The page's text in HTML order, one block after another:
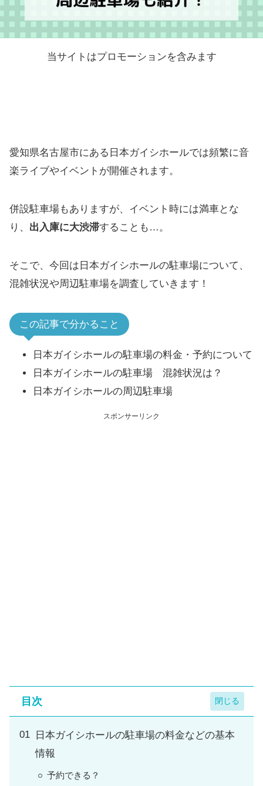
当サイトはプロモーションを含みます
愛知県名古屋市にある日本ガイシホールでは頻繁に音
楽ライブやイベントが開催されます。
併設駐車場もありますが、イベント時には満車とな
り、 出入庫に大渋滞することも…。
そこで、今回は日本ガイシホールの駐車場について、
混雑状況や周辺駐車場を調査していきます！
この記事で分かること
日本ガイシホールの駐車場の料金・予約について
日本ガイシホールの駐車場 混雑状況は？
日本ガイシホールの周辺駐車場
スポンサーリンク
目次
日本ガイシホールの駐車場の料金などの基本
情報
予約できる？